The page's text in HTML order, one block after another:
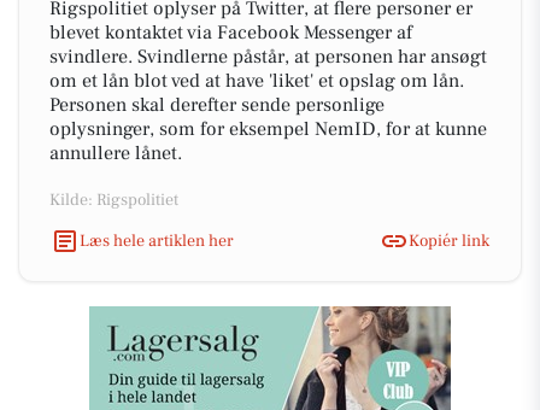
Rigspolitiet oplyser på Twitter, at flere personer er
blevet kontaktet via Facebook Messenger af
svindlere. Svindlerne påstår, at personen har ansøgt
om et lån blot ved at have 'liket' et opslag om lån.
Personen skal derefter sende personlige
oplysninger, som for eksempel NemID, for at kunne
annullere lånet.
Kilde: Rigspolitiet
Læs hele artiklen her
Kopiér link